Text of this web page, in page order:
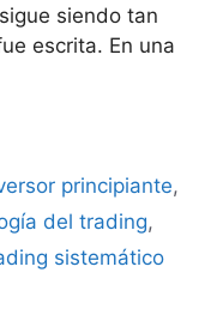
siendo tan
escrita. En una
principiante,
del trading,
sistemático